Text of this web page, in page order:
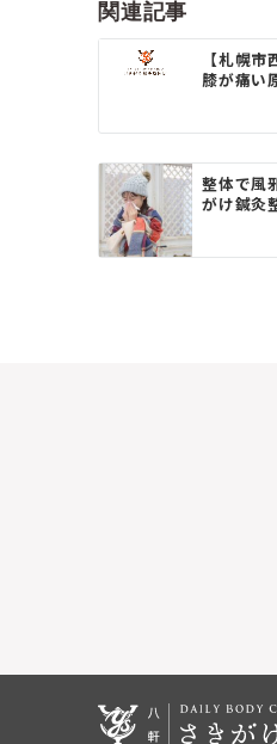
ゲ
ー
ョ
ン
関連記事
【札幌
膝が痛い
整体で風
がけ鍼灸